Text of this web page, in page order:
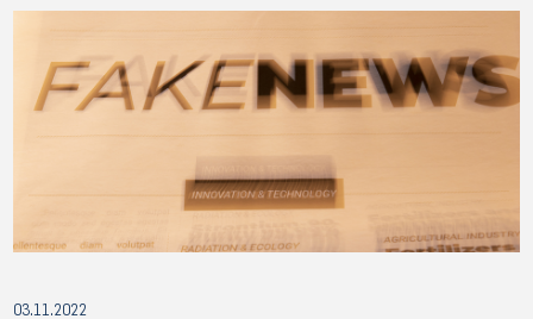
03.11.2022